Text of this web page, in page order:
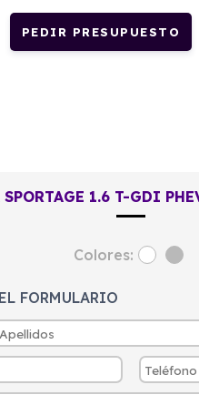
PEDIR PRESUPUESTO
1.6 T-GDI
Colores:
FORMULARIO